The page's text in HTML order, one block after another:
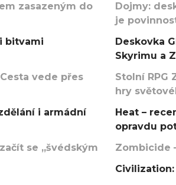
zasazeným do
bitvami
vede přes
i armádní
se „švédským
Dojmy:
je
Deskovka
Skyrimu a
Stolní RPG
hry
Heat –
opravdu
Zombicide